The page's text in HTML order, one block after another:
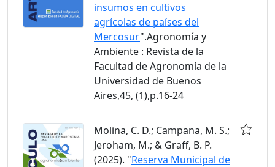
insumos en cultivos
agrícolas de países del
Mercosur".Agronomía y
Ambiente : Revista de la
Facultad de Agronomía de la
Universidad de Buenos
Aires,45, (1),p.16-24
Molina, C. D.; Campana, M. S.;
Jeroham, M.; & Graff, B. P.
(2025). "Reserva Municipal de